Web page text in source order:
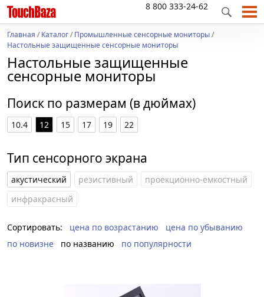
8 800 333-24-62
Главная /Каталог/Промышленные сенсорные мониторы/
Настольные защищенные сенсорные мониторы
Настольные защищенные
сенсорные мониторы
Поиск по размерам (в дюймах)
10.4 12 15 17 19 22
Тип сенсорного экрана
акустический резистивный
проекционно-емкостный
инфракрасный
Сортировать: цена по возрастанию
цена по убыванию
по новизне
по названию по популярности